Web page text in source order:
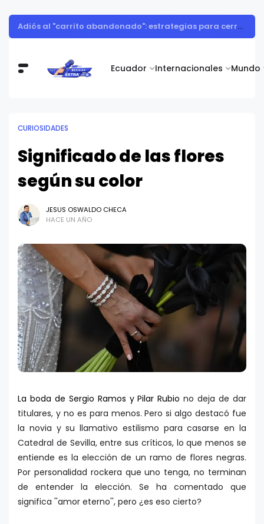
Ecuador Internacionales Mundo
Adiós al "carrito abandonado": estrategias para cerrar más ventas en las rebajas de mitad de año en Ecuador
CURIOSIDADES
Significado de las flores
según su color
JESUS OSWALDO CHECA
HACE UN AÑO
La boda de Sergio Ramos y Pilar Rubio no deja de dar
titulares, y no es para menos. Pero si algo destacó fue
la novia y su llamativo estilismo para casarse en la
Catedral de Sevilla, entre sus críticos, lo que menos se
entiende es la elección de un ramo de flores negras.
Por personalidad rockera que uno tenga, no terminan
de entender la elección. Se ha comentado que
significa ''amor eterno'', pero ¿es eso cierto?